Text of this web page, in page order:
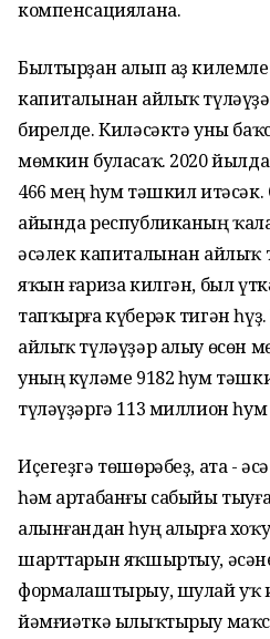
компенсациялана.
Былтырҙан алып аҙ килемле
капиталынан айлыҡ
бирелде. Киләсәктә уны
мөмкин буласаҡ. 2020
466 мең һум тәшкил
айында республиканың
әсәлек капиталынан айлыҡ
яҡын ғариза килгән, был
тапҡырға күберәк тигән
айлыҡ түләүҙәр алыу өсөн
уның күләме 9182 һум
түләүҙәргә 113 миллион
Иҫегеҙгә төшөрәбеҙ, ата -
һәм артабанғы сабыйы
алынғандан һуң алырға
шарттарын яҡшыртыу,
формалаштырыу, шулай уҡ
йәмғиәткә ылыҡтырыу